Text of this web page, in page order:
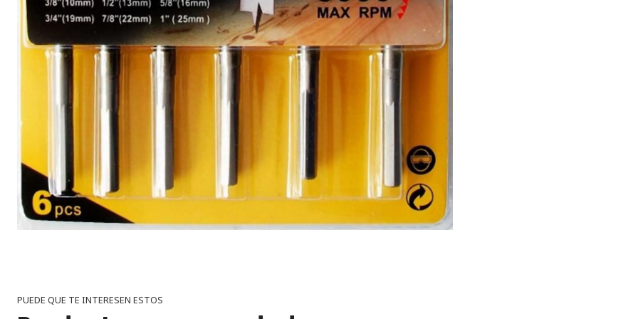
PUEDE QUE TE INTERESEN ESTOS